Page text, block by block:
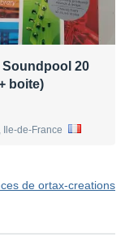
Soundpool 20
boite)
Ile-de-France
de ortax-creations